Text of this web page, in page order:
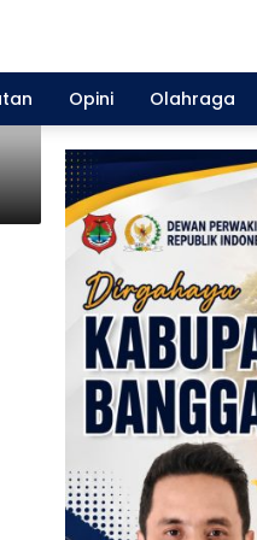
Opini Olahraga